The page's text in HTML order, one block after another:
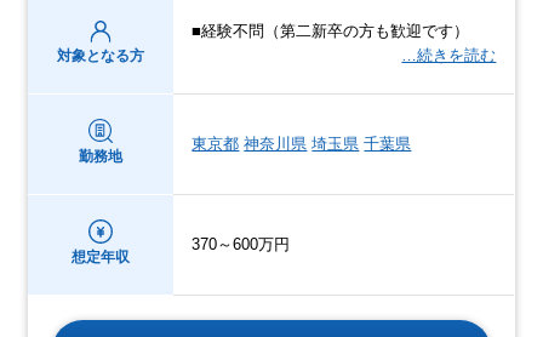
対象となる方
■経験不問（第二新卒の方も歓迎です）
…続きを読む
勤務地
東京都 神奈川県 埼玉県 千葉県
想定年収
370～600万円